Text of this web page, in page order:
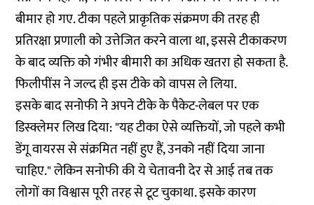
बीमार हो गए. टीका पहले प्राकृतिक संक्रमण की तरह ही
प्रतिरक्षा प्रणाली को उत्तेजित करने वाला था, इससे टीकाकरण
के बाद व्यक्ति को गंभीर बीमारी का अधिक खतरा हो सकता है.
फिलीपींस ने जल्द ही इस टीके को वापस ले लिया.
इसके बाद सनोफी ने अपने टीके के पैकेट-लेबल पर एक
डिस्क्लेमर लिख दिया: "यह टीका ऐसे व्यक्तियों, जो पहले कभी
डेंगू वायरस से संक्रमित नहीं हुए हैं, उनको नहीं दिया जाना
चाहिए." लेकिन सनोफी की ये चेतावनी देर से आई तब तक
लोगों का विश्वास पूरी तरह से टूट चुकाथा. इसके कारण